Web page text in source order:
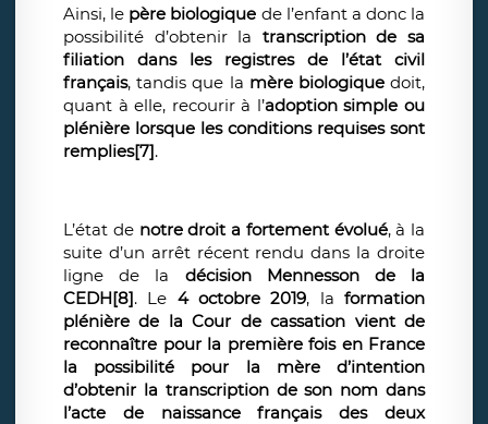
Ainsi, le père biologique de l’enfant a donc la
possibilité d’obtenir la transcription de sa
filiation dans les registres de l’état civil
français, tandis que la mère biologiquedoit,
quant à elle, recourir à l’adoption simple ou
plénière lorsque les conditions requises sont
remplies[7].
L’état de notre droit a fortement évolué, à la
suite d’un arrêt récent rendu dans la droite
ligne de la décision Mennesson de la
CEDH[8]. Le 4 octobre 2019, laformation
plénière de la Cour de cassation vient de
reconnaître pour la première fois en France
la possibilité pour la mère d’intention
d’obtenir la transcription de son nom dans
l’acte de naissance français des deux